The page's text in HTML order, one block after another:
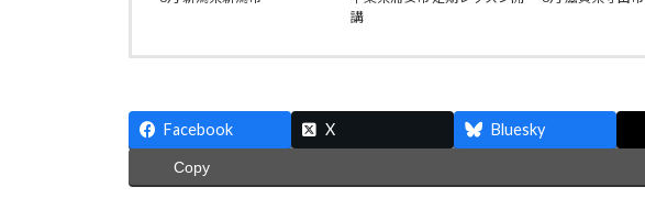
講
Facebook X Bluesky
Copy